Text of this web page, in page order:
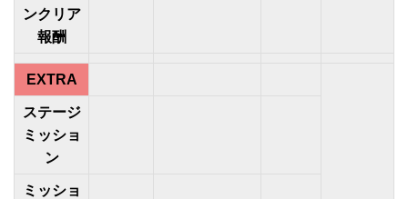
ンクリア
報酬
EXTRA
ステージ
ミッショ
ン
ミッショ